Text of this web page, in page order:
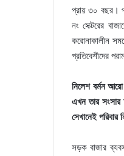
প্রায় ৩০ বছর।
নং সেক্টরের
করোনাকালীন
প্রতিবেশীদের
নিলেশ বর্মন
এখন তার সংসার
সেখানেই
সড়ক বাজার